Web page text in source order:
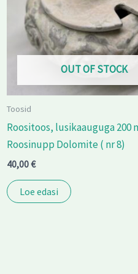
OUT OF STOCK
Toosid
Roositoos, lusikaauguga 200
Roosinupp Dolomite ( nr 8)
40,00€
Loe edasi